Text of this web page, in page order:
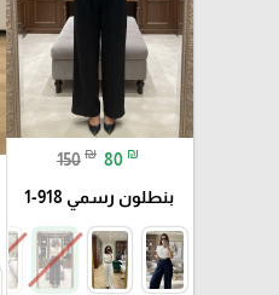
150 ₪ 80 ₪
بنطلون رسمي 918-1